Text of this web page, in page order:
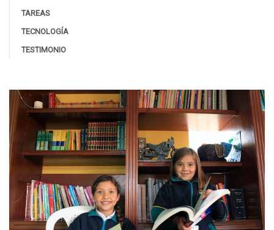
TAREAS
TECNOLOGÍA
TESTIMONIO